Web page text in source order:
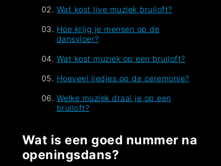
Wat kost live muziek bruiloft?
Hoe krijg je mensen op de
dansvloer?
Wat kost muziek op een bruiloft?
Hoeveel liedjes op de ceremonie?
Welke muziek draai je op een
bruiloft?
Wat is een goed nummer na
openingsdans?